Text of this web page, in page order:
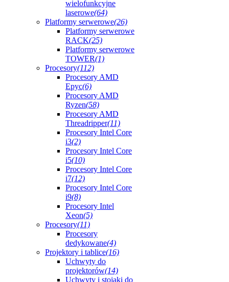
wielofunkcyjne
laserowe(64)
Platformy serwerowe(26)
Platformy serwerowe
RACK(25)
Platformy serwerowe
TOWER(1)
Procesory(112)
Procesory AMD
Epyc(6)
Procesory AMD
Ryzen(58)
Procesory AMD
Threadripper(11)
Procesory Intel Core
i3(2)
Procesory Intel Core
i5(10)
Procesory Intel Core
i7(12)
Procesory Intel Core
i9(8)
Procesory Intel
Xeon(5)
Procesory(11)
Procesory
dedykowane(4)
Projektory i tablice(16)
Uchwyty do
projektorów(14)
Uchwyty i stojaki do